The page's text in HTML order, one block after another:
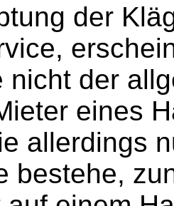
der
nicht der
eines
allerdings
bestehe,